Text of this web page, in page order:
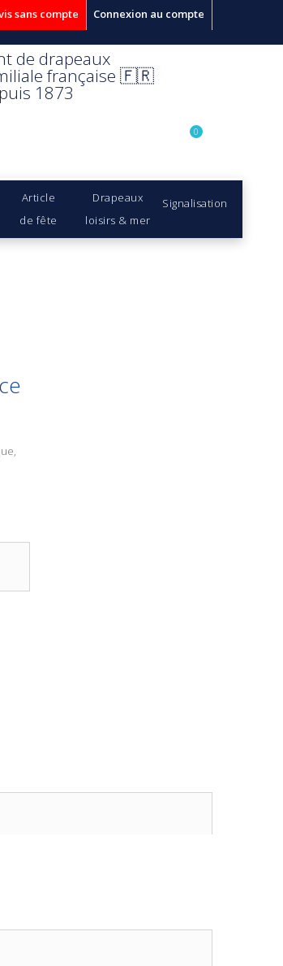
Connexion au compte
sans compte
de drapeaux
française 🇫🇷
1873
Article
de fête
Drapeaux
loisirs & mer
Signalisation
0